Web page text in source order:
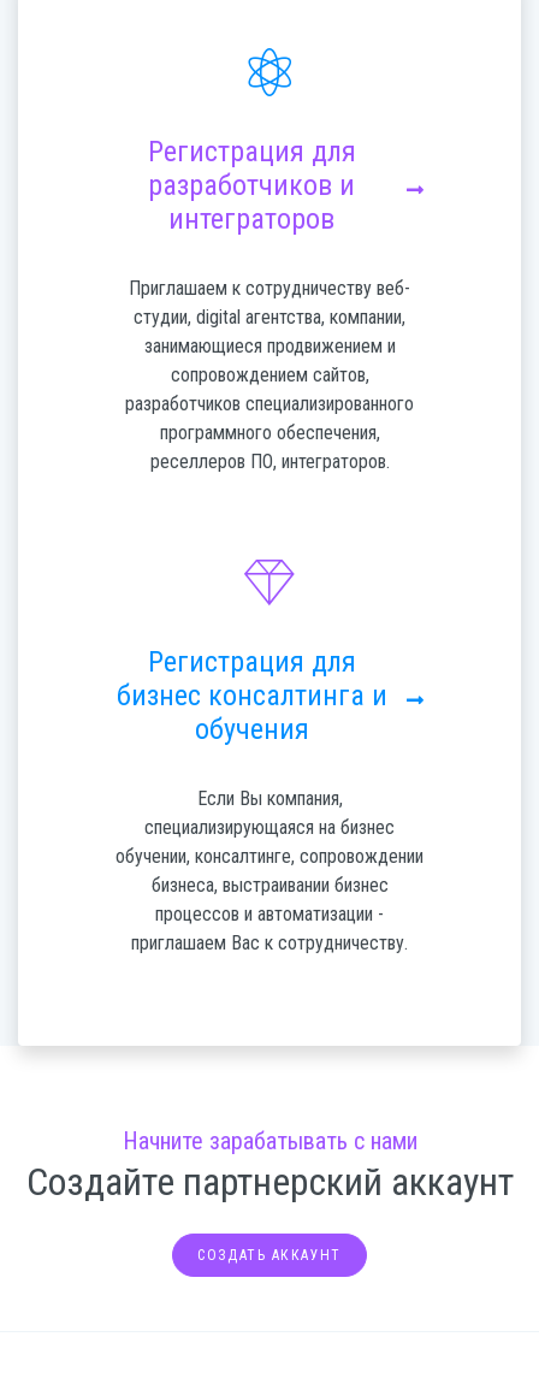
Регистрация для
разработчиков и
интеграторов
Приглашаем к сотрудничеству веб-
студии, digital агентства, компании,
занимающиеся продвижением и
сопровождением сайтов,
разработчиков специализированного
программного обеспечения,
реселлеров ПО, интеграторов.
Регистрация для
бизнес консалтинга и
обучения
Если Вы компания,
специализирующаяся на бизнес
обучении, консалтинге, сопровождении
бизнеса, выстраивании бизнес
процессов и автоматизации -
приглашаем Вас к сотрудничеству.
Начните зарабатывать с нами
Создайте партнерский аккаунт
СОЗДАТЬ АККАУНТ